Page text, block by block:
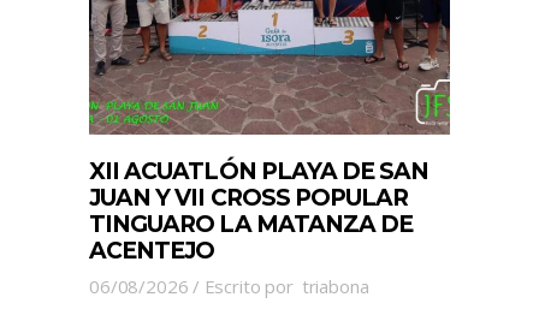
XII ACUATLÓN PLAYA DE SAN
JUAN Y VII CROSS POPULAR
TINGUARO LA MATANZA DE
ACENTEJO
06/08/2026 Escrito por triabona